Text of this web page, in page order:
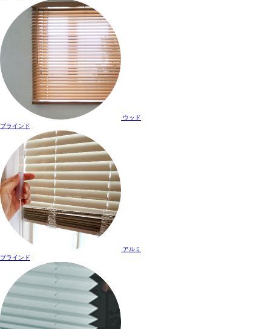
ウッド
ブラインド
アルミ
ブラインド